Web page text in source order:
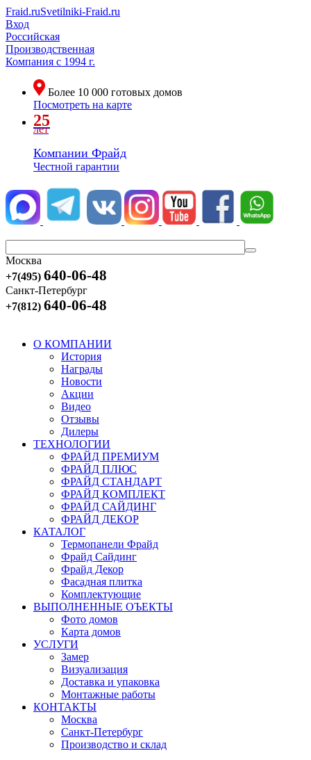
Fraid.ruSvetilniki-Fraid.ru
Вход
Российская
Производственная
Компания с 1994 г.
Более 10 000 готовых домов
Посмотреть на карте
25
лет
Компании Фрайд
Честной гарантии
Москва
+7(495) 640-06-48
Санкт-Петербург
+7(812) 640-06-48
О КОМПАНИИ
История
Награды
Новости
Акции
Видео
Отзывы
Дилеры
ТЕХНОЛОГИИ
ФРАЙД ПРЕМИУМ
ФРАЙД ПЛЮС
ФРАЙД СТАНДАРТ
ФРАЙД КОМПЛЕКТ
ФРАЙД САЙДИНГ
ФРАЙД ДЕКОР
КАТАЛОГ
Термопанели Фрайд
Фрайд Сайдинг
Фрайд Декор
Фасадная плитка
Комплектующие
ВЫПОЛНЕННЫЕ ОЪЕКТЫ
Фото домов
Карта домов
УСЛУГИ
Замер
Визуализация
Доставка и упаковка
Монтажные работы
КОНТАКТЫ
Москва
Санкт-Петербург
Производство и склад